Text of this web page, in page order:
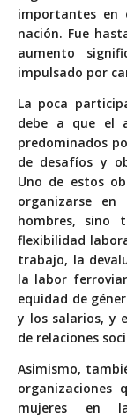
importantes en
nación. Fue
aumento
impulsado por
La poca
debe a que el
predominados
de desafíos y
Uno de estos
organizarse en
hombres, sino
flexibilidad
trabajo, la
la labor
equidad de
y los salarios, y
de relaciones
Asimismo,
organizaciones
mujeres en